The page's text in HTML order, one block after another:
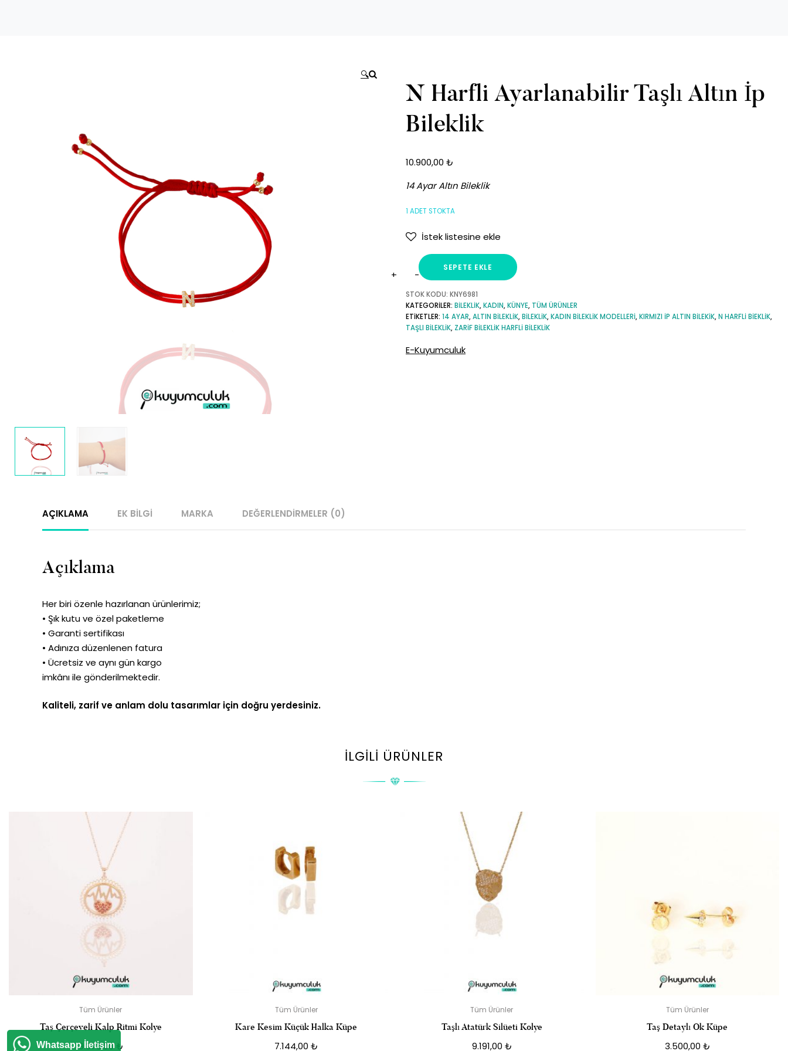
🔍
N Harfli Ayarlanabilir Taşlı Altın İp
Bileklik
10.900,00 ₺
14 Ayar Altın Bileklik
1 ADET STOKTA
İstek listesine ekle
Harfli
Ayarlanabilir
Taşlı
İp
SEPETE EKLE
STOK KODU: KNY6981
KATEGORILER: BILEKLIK,KADIN,KÜNYE, TÜM ÜRÜNLER
ETIKETLER: 14 AYAR,ALTIN BILEKLIK,BILEKLIK,KADIN BILEKLIK MODELLERI,KIRMIZI IP ALTIN BILEKIK,N HARFLI BIEKLIK,
TAŞLI BILEKLIK, ZARIF BILEKLIK HARFLI BILEKLIK
E-Kuyumculuk
AÇIKLAMA EK BILGI MARKA DEĞERLENDIRMELER (0)
Açıklama
Her biri özenle hazırlanan ürünlerimiz;
• Şık kutu ve özel paketleme
• Garanti sertifikası
• Adınıza düzenlenen fatura
• Ücretsiz ve aynı gün kargo
imkânı ile gönderilmektedir.
Kaliteli, zarif ve anlam dolu tasarımlar için doğru yerdesiniz.
İLGILI ÜRÜNLER
Tüm Ürünler
Taş Çerçeveli Kalp Ritmi Kolye
9.373,00₺
Tüm Ürünler
Kare Kesim Küçük Halka Küpe
7.144,00₺
Tüm Ürünler
Taşlı Atatürk Silüeti Kolye
9.191,00 ₺
Tüm Ürünler
Taş Detaylı Ok Küpe
3.500,00 ₺
Whatsapp İletişim
E-posta adresiniz yayınlanmayacak. ile işaretlenmişlerdir